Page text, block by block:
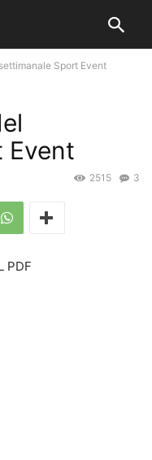
Sport Event
Event
3
2515
PDF